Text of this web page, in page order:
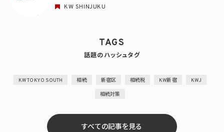
KW SHINJUKU
TAGS
話題のハッシュタグ
KW TOKYO SOUTH 相続 新宿区 相続税 KW新宿 KWJ
相続対策
すべての記事を見る